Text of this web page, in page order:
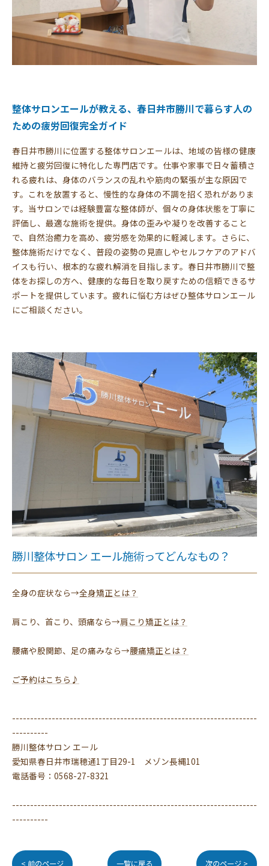
整体サロンエールが教える、春日井市勝川で暮らす人の
ための疲労回復完全ガイド
春日井市勝川に位置する整体サロンエールは、地域の皆様の健康
維持と疲労回復に特化した専門店です。仕事や家事で日々蓄積さ
れる疲れは、身体のバランスの乱れや筋肉の緊張が主な原因で
す。これを放置すると、慢性的な身体の不調を招く恐れがありま
す。当サロンでは経験豊富な整体師が、個々の身体状態を丁寧に
評価し、最適な施術を提供。身体の歪みや凝りを改善すること
で、自然治癒力を高め、疲労感を効果的に軽減します。さらに、
整体施術だけでなく、普段の姿勢の見直しやセルフケアのアドバ
イスも行い、根本的な疲れ解消を目指します。春日井市勝川で整
体をお探しの方へ、健康的な毎日を取り戻すための信頼できるサ
ポートを提供しています。疲れに悩む方はぜひ整体サロンエール
にご相談ください。
勝川整体サロン エール施術ってどんなもの？
全身の症状なら→全身矯正とは？
肩こり、首こり、頭痛なら→肩こり矯正とは？
腰痛や股関節、足の痛みなら→腰痛矯正とは？
ご予約はこちら♪
--------------------------------------------------------------------
----------
勝川整体サロン エール
愛知県春日井市瑞穂通1丁目29-1 メゾン長縄101
電話番号：0568-27-8321
--------------------------------------------------------------------
----------
< 前のページ 一覧に戻る 次のページ >